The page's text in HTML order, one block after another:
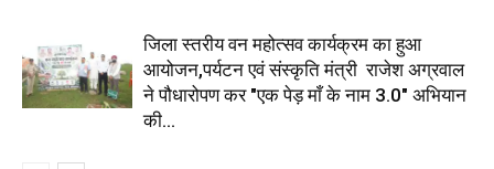
जिला स्तरीय वन महोत्सव कार्यक्रम का हुआ
आयोजन,पर्यटन एवं संस्कृति मंत्री राजेश अग्रवाल
ने पौधारोपण कर "एक पेड़ माँ के नाम 3.0" अभियान
की...